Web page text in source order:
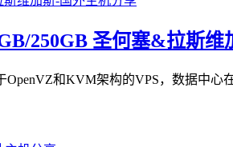
250GB 圣何塞&拉斯维
OpenVZ和KVM架构的VPS，数据中